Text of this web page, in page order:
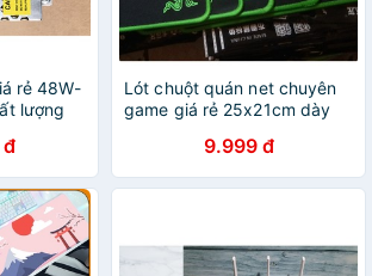
rẻ 48W-
lượng
Lót chuột quán net chuyên
game giá rẻ 25x21cm dày
9.999 đ